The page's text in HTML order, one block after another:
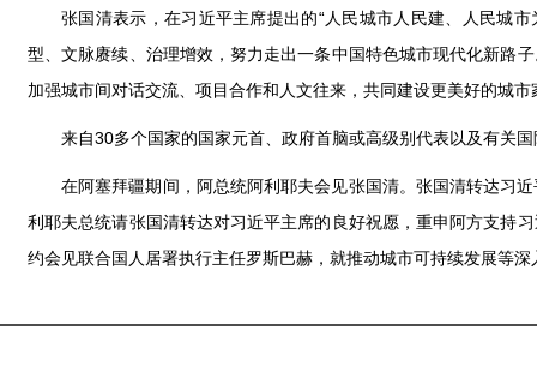
张国清表示，在习近平主席提出的“人民城市人民建、人民城
型、文脉赓续、治理增效，努力走出一条中国特色城市现代化新路
加强城市间对话交流、项目合作和人文往来，共同建设更美好的城市
来自30多个国家的国家元首、政府首脑或高级别代表以及有关
在阿塞拜疆期间，阿总统阿利耶夫会见张国清。张国清转达习
利耶夫总统请张国清转达对习近平主席的良好祝愿，重申阿方支持
约会见联合国人居署执行主任罗斯巴赫，就推动城市可持续发展等深